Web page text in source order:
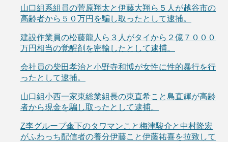
山口組系組員の菅原翔太と伊藤大翔ら５人が越谷市の
高齢者から５０万円を騙し取ったとして逮捕。
建設作業員の松藤龍人ら３人がタイから２億７０００
万円相当の覚醒剤を密輸したとして逮捕。
会社員の柴田孝治と小野寺和博が女性に性的暴行を行
ったとして逮捕。
山口組小西一家東総業組長の東直希こと島直輝が高齢
者から現金を騙し取ったとして逮捕。
Z李グループ傘下のタワマンこと梅津駿介と中村隆宏
がふわっち配信者の養分伊藤こと伊藤祐喜を拉致して